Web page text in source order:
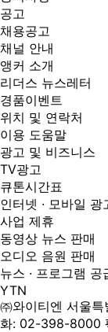
공고
채용공고
채널 안내
앵커 소개
리더스 뉴스레터
경품이벤트
위치 및 연락처
이용 도움말
광고 및 비즈니스
TV광고
큐톤시간표
인터넷 · 모바일 광
사업 제휴
동영상 뉴스 판매
오디오 음원 판매
뉴스 · 프로그램 공
YTN
㈜와이티엔 서울특
화: 02-398-8000